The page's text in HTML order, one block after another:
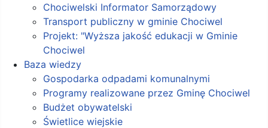
Chociwelski Informator Samorządowy
Transport publiczny w gminie Chociwel
Projekt: "Wyższa jakość edukacji w Gminie
Chociwel
Baza wiedzy
Gospodarka odpadami komunalnymi
Programy realizowane przez Gminę Chociwel
Budżet obywatelski
Świetlice wiejskie